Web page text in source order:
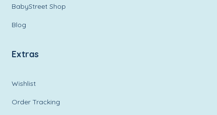
BabyStreet Shop
Blog
Extras
Wishlist
Order Tracking